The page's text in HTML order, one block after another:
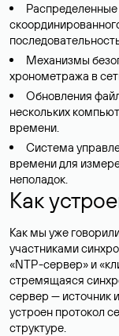
Механизмы
хронометража в
Обновления
нескольких
времени.
Система
времени для
неполадок.
Как
Как мы уже
участниками
«NTP-сервер» и
стремящаяся
сервер — источник
устроен протокол
структуре.